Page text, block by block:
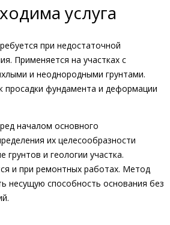
услуга
при недостаточной
Применяется на участках с
и неоднородными грунтами.
просадки фундамента и деформации
началом основного
их целесообразности
грунтов и геологии участка.
и при ремонтных работах. Метод
несущую способность основания без